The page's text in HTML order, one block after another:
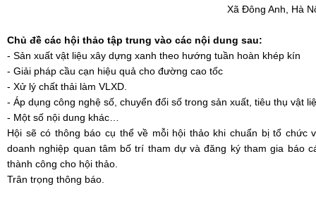
Xã Đông Anh, Hà
Chủ đề các hội thảo tập trung vào các nội dung sau:
- Sản xuất vật liệu xây dựng xanh theo hướng tuần hoàn khép kín
- Giải pháp cầu cạn hiệu quả cho đường cao tốc
- Xử lý chất thải làm VLXD.
- Áp dụng công nghệ số, chuyển đổi số trong sản xuất, tiêu thụ vật
- Một số nội dung khác…
Hội sẽ có thông báo cụ thể về mỗi hội thảo khi chuẩn bị tổ chức
doanh nghiệp quan tâm bố trí tham dự và đăng ký tham gia báo
thành công cho hội thảo.
Trân trọng thông báo.